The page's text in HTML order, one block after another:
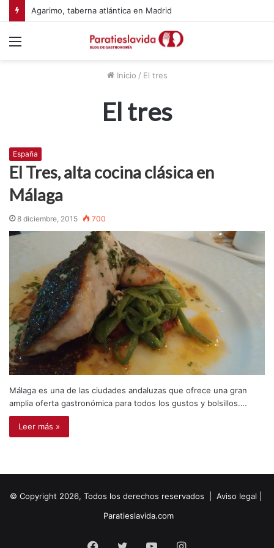
Agarimo, taberna atlántica en Madrid
Inicio / El tres
El tres
España
El Tres, alta cocina clásica en
Málaga
8 diciembre, 2015 700
Málaga es una de las ciudades andaluzas que ofrece una gran
amplia oferta gastronómica para todos los gustos y bolsillos.…
Leer más »
© Copyright 2026, Todos los derechos reservados | Aviso legal
Paratieslavida.com